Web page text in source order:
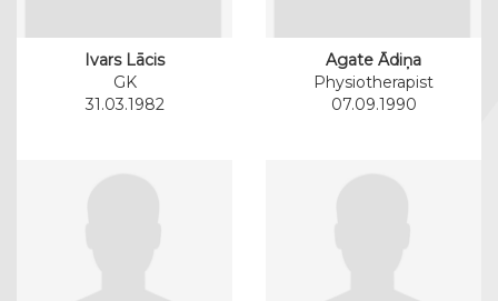
Ivars Lācis
GK
31.03.1982
Agate Ādiņa
Physiotherapist
07.09.1990